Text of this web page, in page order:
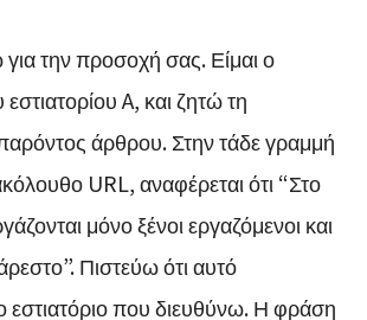
την προσοχή σας. Είμαι ο
A, και ζητώ τη
άρθρου. Στην τάδε γραμμή
URL, αναφέρεται ότι “Στο
μόνο ξένοι εργαζόμενοι και
Πιστεύω ότι αυτό
εστιατόριο που διευθύνω. Η φράση